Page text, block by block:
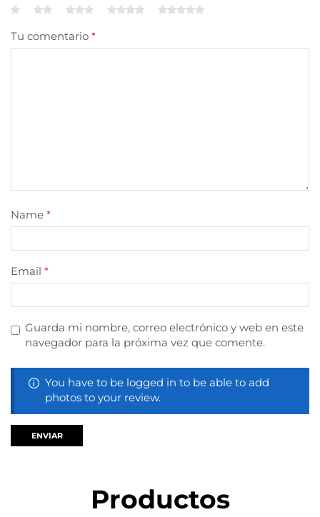
Tu comentario *
Name *
Email *
Guarda mi nombre, correo electrónico y web en este
navegador para la próxima vez que comente.
You have to be logged in to be able to add
photos to your review.
Productos